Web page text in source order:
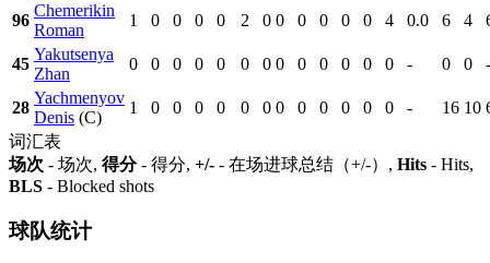
96
Chemerikin
Roman
1 0 0 0 0 2 0 0 0 0 0 0 4 0.0 6 4
45
Yakutsenya
Zhan
0 0 0 0 0 0 0 0 0 0 0 0 0 - 0 0 -
28
Yachmenyov
Denis (C)
1 0 0 0 0 0 0 0 0 0 0 0 0 - 16 10
词汇表
场次 - 场次, 得分- 得分, +/- - 在场进球总结（+/-）, Hits - Hits,
BLS - Blocked shots
球队统计